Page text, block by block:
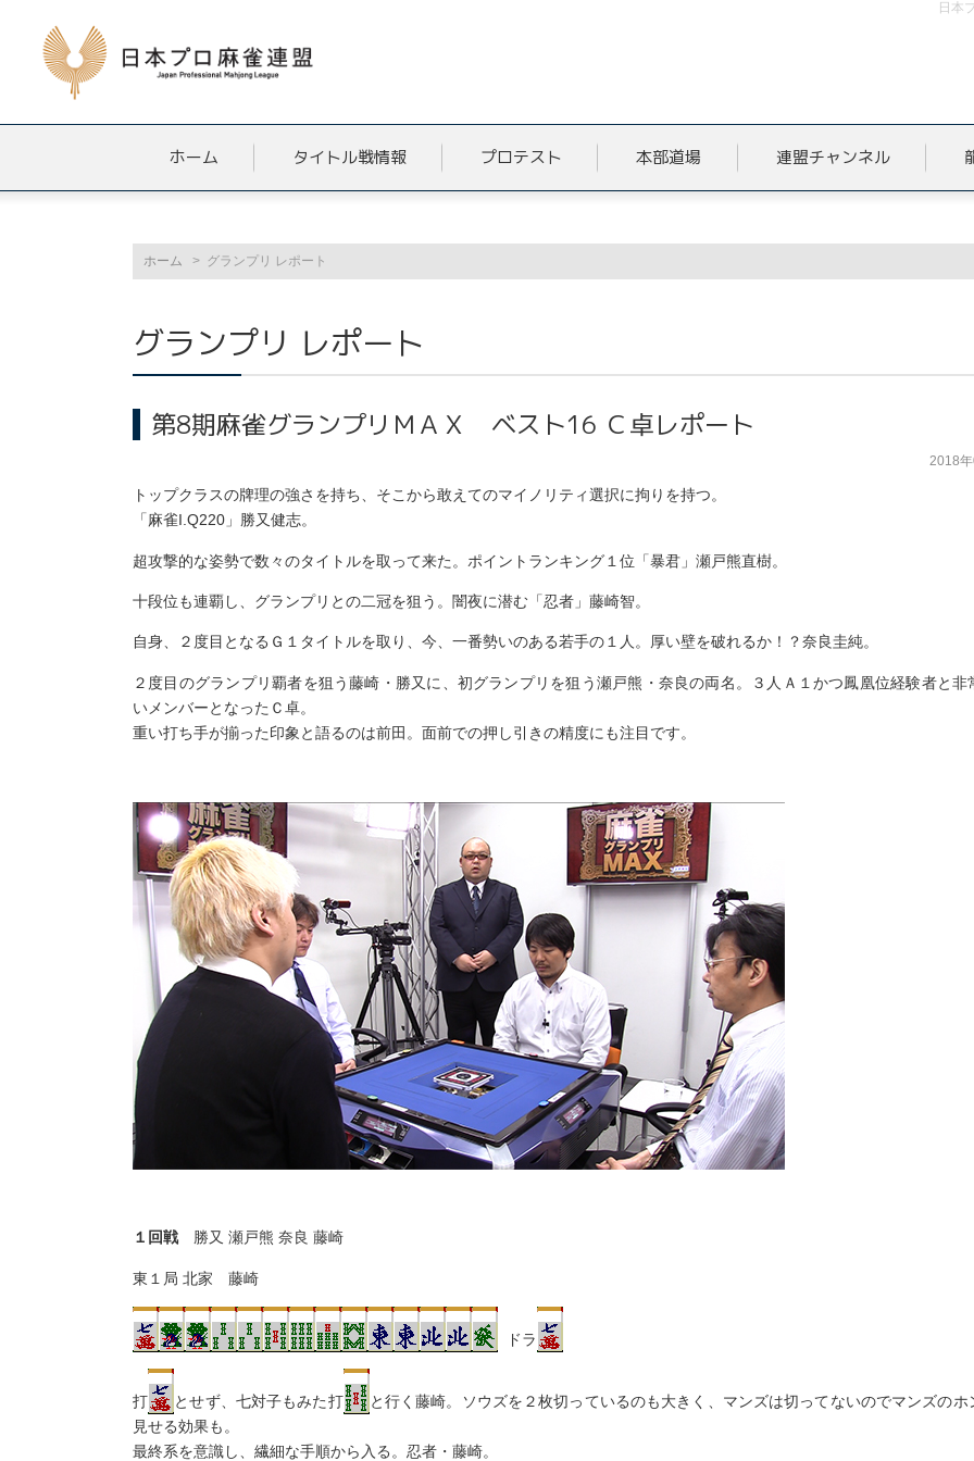
日本
ホーム タイトル戦情報 プロテスト 本部道場 連盟チャンネル
ホーム グランプリ レポート
グランプリ レポート
第8期麻雀グランプリＭＡＸ ベスト16 Ｃ卓レポート
2018
トップクラスの牌理の強さを持ち、そこから敢えてのマイノリティ選択に拘りを持つ。
「麻雀I.Q220」勝又健志。
超攻撃的な姿勢で数々のタイトルを取って来た。ポイントランキング１位「暴君」瀬戸熊直樹。
十段位も連覇し、グランプリとの二冠を狙う。闇夜に潜む「忍者」藤崎智。
自身、２度目となるＧ１タイトルを取り、今、一番勢いのある若手の１人。厚い壁を破れるか！？奈良圭純。
２度目のグランプリ覇者を狙う藤崎・勝又に、初グランプリを狙う瀬戸熊・奈良の両名。３人Ａ１かつ鳳凰位経験者と非
いメンバーとなったＣ卓。
重い打ち手が揃った印象と語るのは前田。面前での押し引きの精度にも注目です。
１回戦 勝又 瀬戸熊 奈良 藤崎
東１局 北家 藤崎
ドラ
打 とせず、七対子もみた打
と行く藤崎。ソウズを２枚切っているのも大きく、マンズは切ってないのでマンズのホ
見せる効果も。
最終系を意識し、繊細な手順から入る。忍者・藤崎。